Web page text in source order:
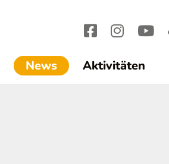
News(current)1
Aktivitäten